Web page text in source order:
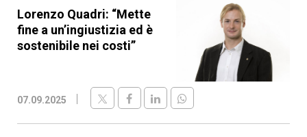
Lorenzo Quadri: “Mette
fine a un’ingiustizia ed è
sostenibile nei costi”
07.09.2025